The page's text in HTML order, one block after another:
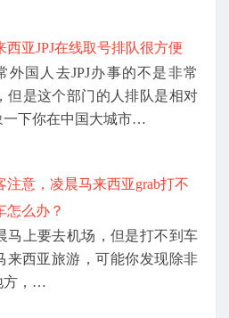
西亚JPJ在线取号排队很方便
外国人去JPJ办事的不是非常
但是这个部门的人排队是相对
一下你在中国大城市…
注意，凌晨马来西亚grab打不
怎么办？
马上要去机场，但是打不到车
来西亚旅游，可能你发现除非
方，…